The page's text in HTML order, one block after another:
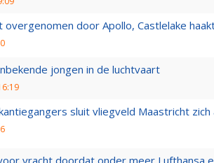
overgenomen door Apollo, Castlelake
jongen in de luchtvaart
sluit vliegveld Maastricht zich
vracht doordat onder meer Lufthansa